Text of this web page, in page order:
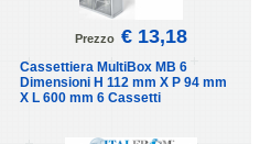
Prezzo € 13,18
Cassettiera MultiBox MB 6
Dimensioni H 112 mm X P 94 mm
X L 600 mm 6 Cassetti